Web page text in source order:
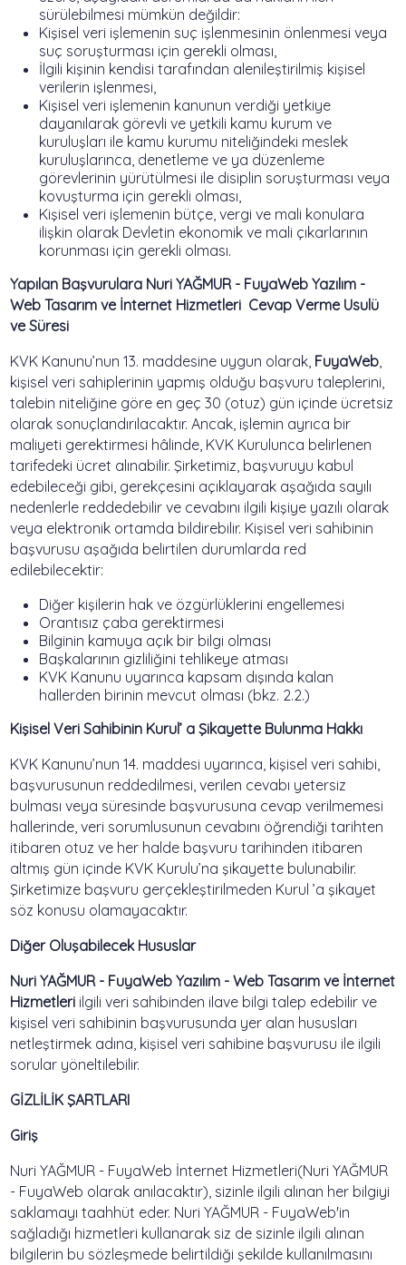
sürülebilmesi mümkün değildir:
Kişisel veri işlemenin suç işlenmesinin önlenmesi veya
suç soruşturması için gerekli olması,
İlgili kişinin kendisi tarafından alenileştirilmiş kişisel
verilerin işlenmesi,
Kişisel veri işlemenin kanunun verdiği yetkiye
dayanılarak görevli ve yetkili kamu kurum ve
kuruluşları ile kamu kurumu niteliğindeki meslek
kuruluşlarınca, denetleme ve ya düzenleme
görevlerinin yürütülmesi ile disiplin soruşturması veya
kovuşturma için gerekli olması,
Kişisel veri işlemenin bütçe, vergi ve mali konulara
ilişkin olarak Devletin ekonomik ve mali çıkarlarının
korunması için gerekli olması.
Yapılan Başvurulara Nuri YAĞMUR - FuyaWeb Yazılım -
Web Tasarım ve İnternet Hizmetleri Cevap Verme Usulü
ve Süresi
KVK Kanunu’nun 13. maddesine uygun olarak, FuyaWeb,
kişisel veri sahiplerinin yapmış olduğu başvuru taleplerini,
talebin niteliğine göre en geç 30 (otuz) gün içinde ücretsiz
olarak sonuçlandırılacaktır. Ancak, işlemin ayrıca bir
maliyeti gerektirmesi hâlinde, KVK Kurulunca belirlenen
tarifedeki ücret alınabilir. Şirketimiz, başvuruyu kabul
edebileceği gibi, gerekçesini açıklayarak aşağıda sayılı
nedenlerle reddedebilir ve cevabını ilgili kişiye yazılı olarak
veya elektronik ortamda bildirebilir. Kişisel veri sahibinin
başvurusu aşağıda belirtilen durumlarda red
edilebilecektir:
Diğer kişilerin hak ve özgürlüklerini engellemesi
Orantısız çaba gerektirmesi
Bilginin kamuya açık bir bilgi olması
Başkalarının gizliliğini tehlikeye atması
KVK Kanunu uyarınca kapsam dışında kalan
hallerden birinin mevcut olması (bkz. 2.2.)
Kişisel Veri Sahibinin Kurul’ a Şikayette Bulunma Hakkı
KVK Kanunu’nun 14. maddesi uyarınca, kişisel veri sahibi,
başvurusunun reddedilmesi, verilen cevabı yetersiz
bulması veya süresinde başvurusuna cevap verilmemesi
hallerinde, veri sorumlusunun cevabını öğrendiği tarihten
itibaren otuz ve her halde başvuru tarihinden itibaren
altmış gün içinde KVK Kurulu’na şikayette bulunabilir.
Şirketimize başvuru gerçekleştirilmeden Kurul ’a şikayet
söz konusu olamayacaktır.
Diğer Oluşabilecek Hususlar
Nuri YAĞMUR - FuyaWeb Yazılım - Web Tasarım ve İnternet
Hizmetleri ilgili veri sahibinden ilave bilgi talep edebilir ve
kişisel veri sahibinin başvurusunda yer alan hususları
netleştirmek adına, kişisel veri sahibine başvurusu ile ilgili
sorular yöneltilebilir.
GİZLİLİK ŞARTLARI
Giriş
Nuri YAĞMUR - FuyaWeb İnternet Hizmetleri(Nuri YAĞMUR
- FuyaWeb olarak anılacaktır), sizinle ilgili alınan her bilgiyi
saklamayı taahhüt eder. Nuri YAĞMUR - FuyaWeb'in
sağladığı hizmetleri kullanarak siz de sizinle ilgili alınan
bilgilerin bu sözleşmede belirtildiği şekilde kullanılmasını